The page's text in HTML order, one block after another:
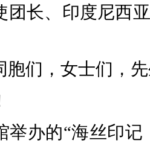
团长、印度尼西
胞们，女士们，
举办的“海丝印